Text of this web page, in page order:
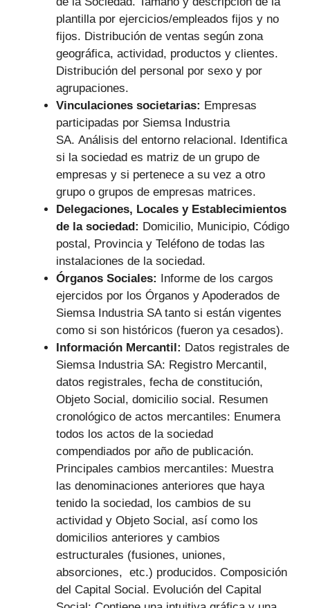
plantilla por ejercicios/empleados fijos y no
fijos. Distribución de ventas según zona
geográfica, actividad, productos y clientes.
Distribución del personal por sexo y por
agrupaciones.
Vinculaciones societarias: Empresas
participadas por Siemsa Industria
SA. Análisis del entorno relacional. Identifica
si la sociedad es matriz de un grupo de
empresas y si pertenece a su vez a otro
grupo o grupos de empresas matrices.
Delegaciones, Locales y Establecimientos
de la sociedad: Domicilio, Municipio, Código
postal, Provincia y Teléfono de todas las
instalaciones de la sociedad.
Órganos Sociales: Informe de los cargos
ejercidos por los Órganos y Apoderados de
Siemsa Industria SA tanto si están vigentes
como si son históricos (fueron ya cesados).
Información Mercantil: Datos registrales de
Siemsa Industria SA: Registro Mercantil,
datos registrales, fecha de constitución,
Objeto Social, domicilio social. Resumen
cronológico de actos mercantiles: Enumera
todos los actos de la sociedad
compendiados por año de publicación.
Principales cambios mercantiles: Muestra
las denominaciones anteriores que haya
tenido la sociedad, los cambios de su
actividad y Objeto Social, así como los
domicilios anteriores y cambios
estructurales (fusiones, uniones,
absorciones, etc.) producidos. Composición
del Capital Social. Evolución del Capital